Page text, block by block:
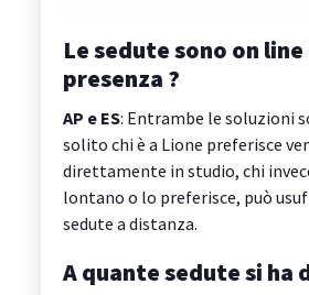
Le sedute sono on line
presenza ?
AP e ES: Entrambe le soluzioni
solito chi è a Lione preferisce
direttamente in studio, chi
lontano o lo preferisce, può
sedute a distanza.
A quante sedute si ha